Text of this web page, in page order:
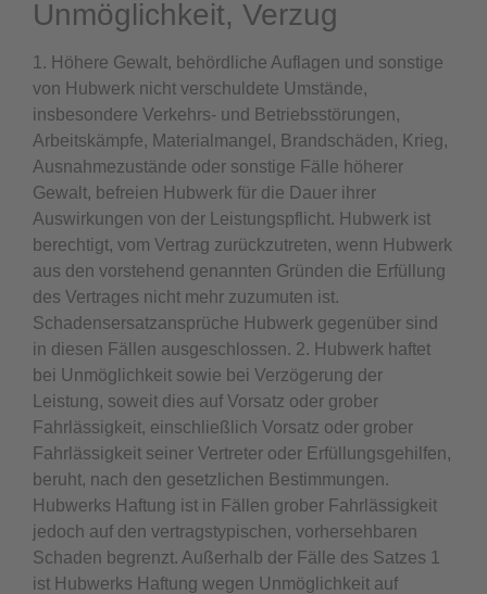
Unmöglichkeit, Verzug
1. Höhere Gewalt, behördliche Auflagen und sonstige
von Hubwerk nicht verschuldete Umstände,
insbesondere Verkehrs- und Betriebsstörungen,
Arbeitskämpfe, Materialmangel, Brandschäden, Krieg,
Ausnahmezustände oder sonstige Fälle höherer
Gewalt, befreien Hubwerk für die Dauer ihrer
Auswirkungen von der Leistungspflicht. Hubwerk ist
berechtigt, vom Vertrag zurückzutreten, wenn Hubwerk
aus den vorstehend genannten Gründen die Erfüllung
des Vertrages nicht mehr zuzumuten ist.
Schadensersatzansprüche Hubwerk gegenüber sind
in diesen Fällen ausgeschlossen. 2. Hubwerk haftet
bei Unmöglichkeit sowie bei Verzögerung der
Leistung, soweit dies auf Vorsatz oder grober
Fahrlässigkeit, einschließlich Vorsatz oder grober
Fahrlässigkeit seiner Vertreter oder Erfüllungsgehilfen,
beruht, nach den gesetzlichen Bestimmungen.
Hubwerks Haftung ist in Fällen grober Fahrlässigkeit
jedoch auf den vertragstypischen, vorhersehbaren
Schaden begrenzt. Außerhalb der Fälle des Satzes 1
ist Hubwerks Haftung wegen Unmöglichkeit auf